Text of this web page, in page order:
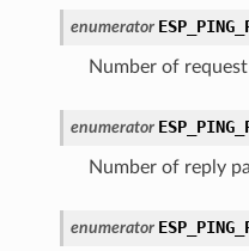
enumerator
Number of
enumerator
Number of reply
enumerator